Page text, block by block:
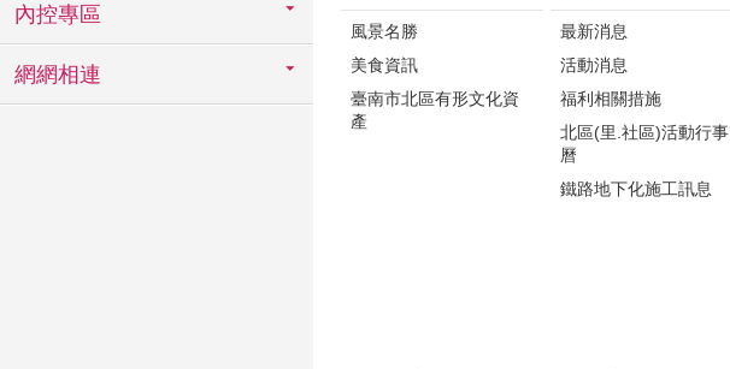
內控專區
網網相連
風景名勝
美食資訊
臺南市北區有形文化資
產
最新消息
活動消息
福利相關措施
北區(里.社區)活動行事
曆
鐵路地下化施工訊息